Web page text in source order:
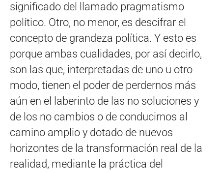
significado del llamado pragmatismo
político. Otro, no menor, es descifrar el
concepto de grandeza política. Y esto es
porque ambas cualidades, por así decirlo,
son las que, interpretadas de uno u otro
modo, tienen el poder de perdernos más
aún en el laberinto de las no soluciones y
de los no cambios o de conducirnos al
camino amplio y dotado de nuevos
horizontes de la transformación real de la
realidad, mediante la práctica del